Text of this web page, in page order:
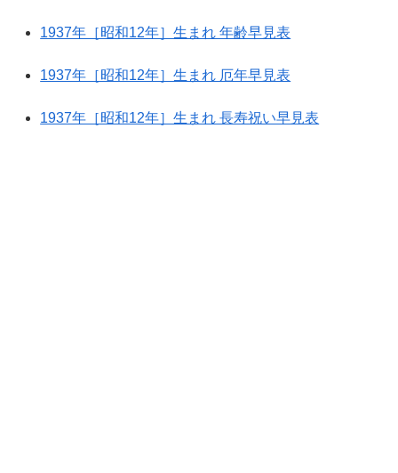
1937年［昭和12年］生まれ 年齢早見表
1937年［昭和12年］生まれ 厄年早見表
1937年［昭和12年］生まれ 長寿祝い早見表